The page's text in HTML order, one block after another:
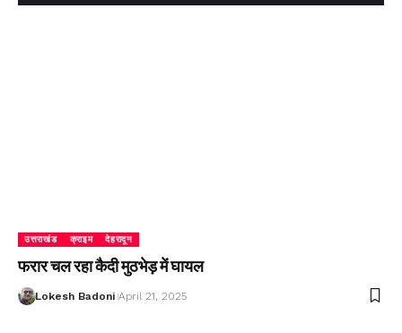
उत्तराखंड क्राइम देहरादून
फरार चल रहा कैदी मुठभेड़ में घायल
Lokesh Badoni April 21, 2025